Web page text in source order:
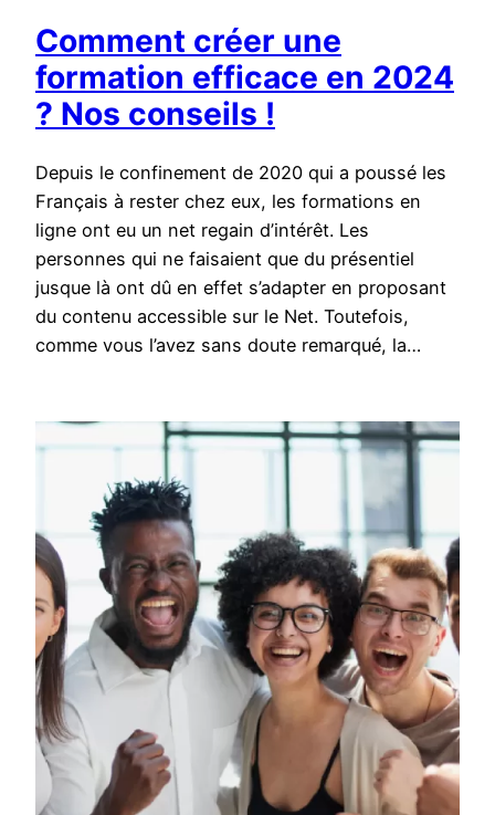
Comment créer une
formation efficace en 2024
? Nos conseils !
Depuis le confinement de 2020 qui a poussé les
Français à rester chez eux, les formations en
ligne ont eu un net regain d’intérêt. Les
personnes qui ne faisaient que du présentiel
jusque là ont dû en effet s’adapter en proposant
du contenu accessible sur le Net. Toutefois,
comme vous l’avez sans doute remarqué, la…